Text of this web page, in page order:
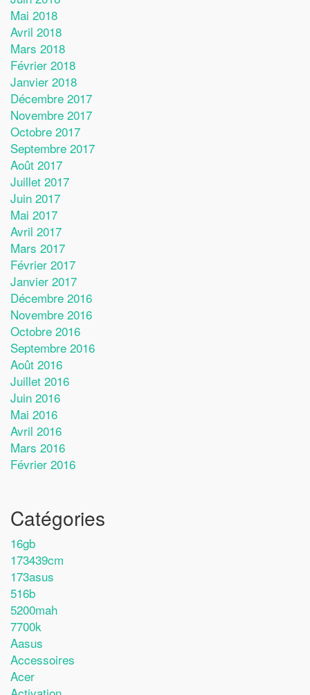
Mai 2018
Avril 2018
Mars 2018
Février 2018
Janvier 2018
Décembre 2017
Novembre 2017
Octobre 2017
Septembre 2017
Août 2017
Juillet 2017
Juin 2017
Mai 2017
Avril 2017
Mars 2017
Février 2017
Janvier 2017
Décembre 2016
Novembre 2016
Octobre 2016
Septembre 2016
Août 2016
Juillet 2016
Juin 2016
Mai 2016
Avril 2016
Mars 2016
Février 2016
Catégories
16gb
173439cm
173asus
516b
5200mah
7700k
Aasus
Accessoires
Acer